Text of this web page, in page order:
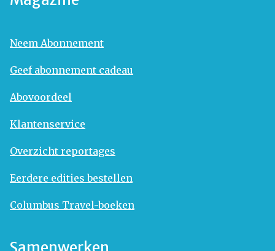
Neem Abonnement
Geef abonnement cadeau
Abovoordeel
Klantenservice
Overzicht reportages
Eerdere edities bestellen
Columbus Travel-boeken